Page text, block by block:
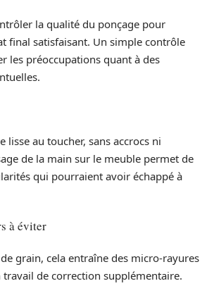
la qualité du ponçage pour
final satisfaisant. Un simple contrôle
les préoccupations quant à des
lisse au toucher, sans accrocs ni
de la main sur le meuble permet de
qui pourraient avoir échappé à
à éviter
grain, cela entraîne des micro-rayures
de correction supplémentaire.